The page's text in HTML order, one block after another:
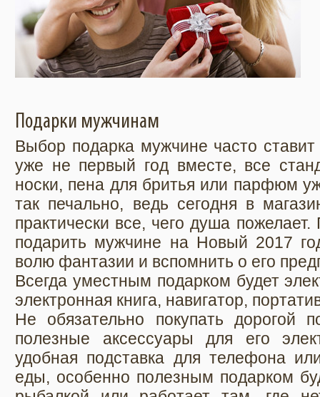
Подарки мужчинам
Выбор подарка мужчине часто
уже не первый год вместе, все
носки, пена для бритья или парфюм
так печально, ведь сегодня в
практически все, чего душа
подарить мужчине на Новый 2017
волю фантазии и вспомнить о его
Всегда уместным подарком будет
электронная книга, навигатор,
Не обязательно покупать дорогой
полезные аксессуары для его
удобная подставка для телефона
еды, особенно полезным подарком